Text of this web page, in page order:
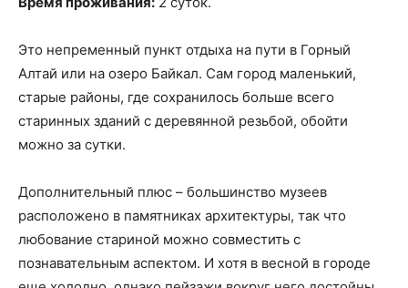
Это непременный пункт отдыха на пути в Горный
Алтай или на озеро Байкал. Сам город маленький,
старые районы, где сохранилось больше всего
старинных зданий с деревянной резьбой, обойти
можно за сутки.
Дополнительный плюс – большинство музеев
расположено в памятниках архитектуры, так что
любование стариной можно совместить с
познавательным аспектом. И хотя в весной в городе